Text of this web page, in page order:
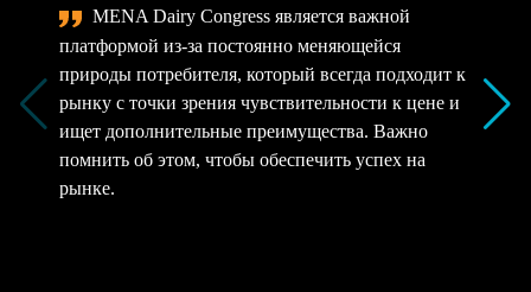
MENA Dairy Congress является важной
платформой из-за постоянно меняющейся
природы потребителя, который всегда подходит к
рынку с точки зрения чувствительности к цене и
ищет дополнительные преимущества. Важно
помнить об этом, чтобы обеспечить успех на
рынке.